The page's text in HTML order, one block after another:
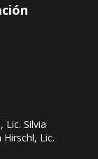
Lic. Silvia
Lic.